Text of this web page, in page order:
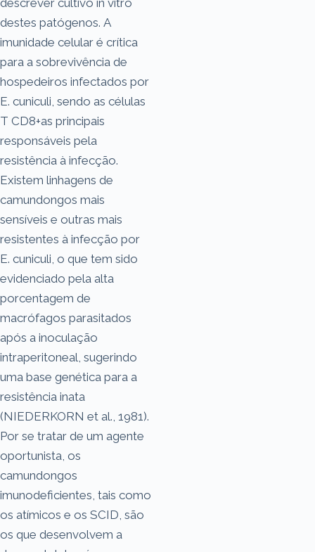
destes patógenos. A
imunidade celular é crítica
para a sobrevivência de
hospedeiros infectados por
E. cuniculi, sendo as células
T CD8+as principais
responsáveis pela
resistência à infecção.
Existem linhagens de
camundongos mais
sensíveis e outras mais
resistentes à infecção por
E. cuniculi, o que tem sido
evidenciado pela alta
porcentagem de
macrófagos parasitados
após a inoculação
intraperitoneal, sugerindo
uma base genética para a
resistência inata
(NIEDERKORN et al., 1981).
Por se tratar de um agente
oportunista, os
camundongos
imunodeficientes, tais como
os atímicos e os SCID, são
os que desenvolvem a